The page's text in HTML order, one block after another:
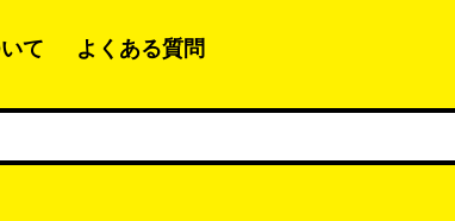
て よくある質問